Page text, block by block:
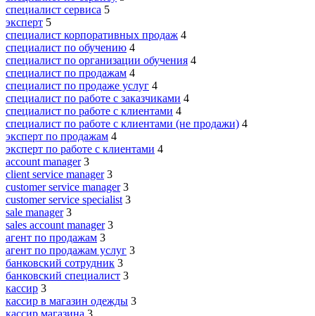
специалист сервиса 5
эксперт 5
специалист корпоративных продаж 4
специалист по обучению 4
специалист по организации обучения 4
специалист по продажам 4
специалист по продаже услуг 4
специалист по работе с заказчиками 4
специалист по работе с клиентами 4
специалист по работе с клиентами (не продажи) 4
эксперт по продажам 4
эксперт по работе с клиентами 4
account manager 3
client service manager 3
customer service manager 3
customer service specialist 3
sale manager 3
sales account manager 3
агент по продажам 3
агент по продажам услуг 3
банковский сотрудник 3
банковский специалист 3
кассир 3
кассир в магазин одежды 3